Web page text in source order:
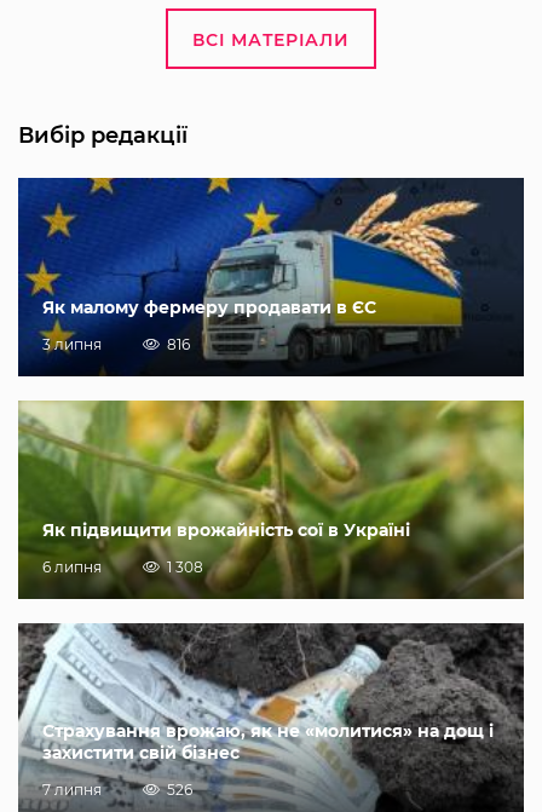
ВСІ МАТЕРІАЛИ
Вибір редакції
Як малому фермеру продавати в ЄС
3 липня 816
Як підвищити врожайність сої в Україні
6 липня 1 308
Страхування врожаю, як не «молитися» на дощ і
захистити свій бізнес
7 липня 526